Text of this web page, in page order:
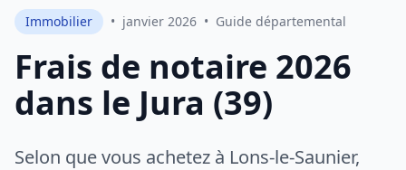
Immobilier • janvier 2026 • Guide départemental
Frais de notaire 2026
dans le Jura (39)
Selon que vous achetez à Lons-le-Saunier,